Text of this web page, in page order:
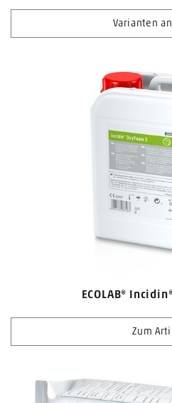
Varianten
ECOLAB®
Zum